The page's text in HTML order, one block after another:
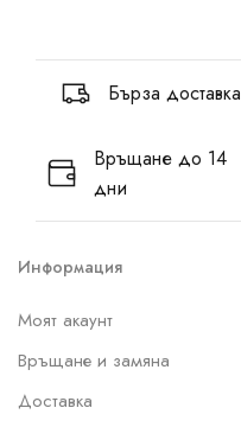
Бърза доставка
Връщане до 14
дни
Информация
Моят акаунт
Връщане и замяна
Доставка